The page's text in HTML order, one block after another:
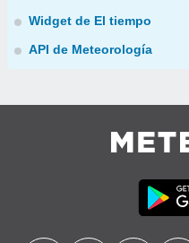
Widget de El tiempo
API de Meteorología